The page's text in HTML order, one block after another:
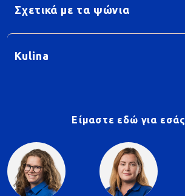
Σχετικά με τα ψώνια
Kulina
Είμαστε εδώ για εσάς